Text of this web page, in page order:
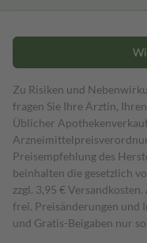
Zu Risiken und
fragen Sie Ihre Ärztin,
Üblicher
Preisempfehlung des
beinhalten die gesetzlich
zzgl. 3,95 €
frei. Preisänderungen und
und Gratis-Beigaben nur